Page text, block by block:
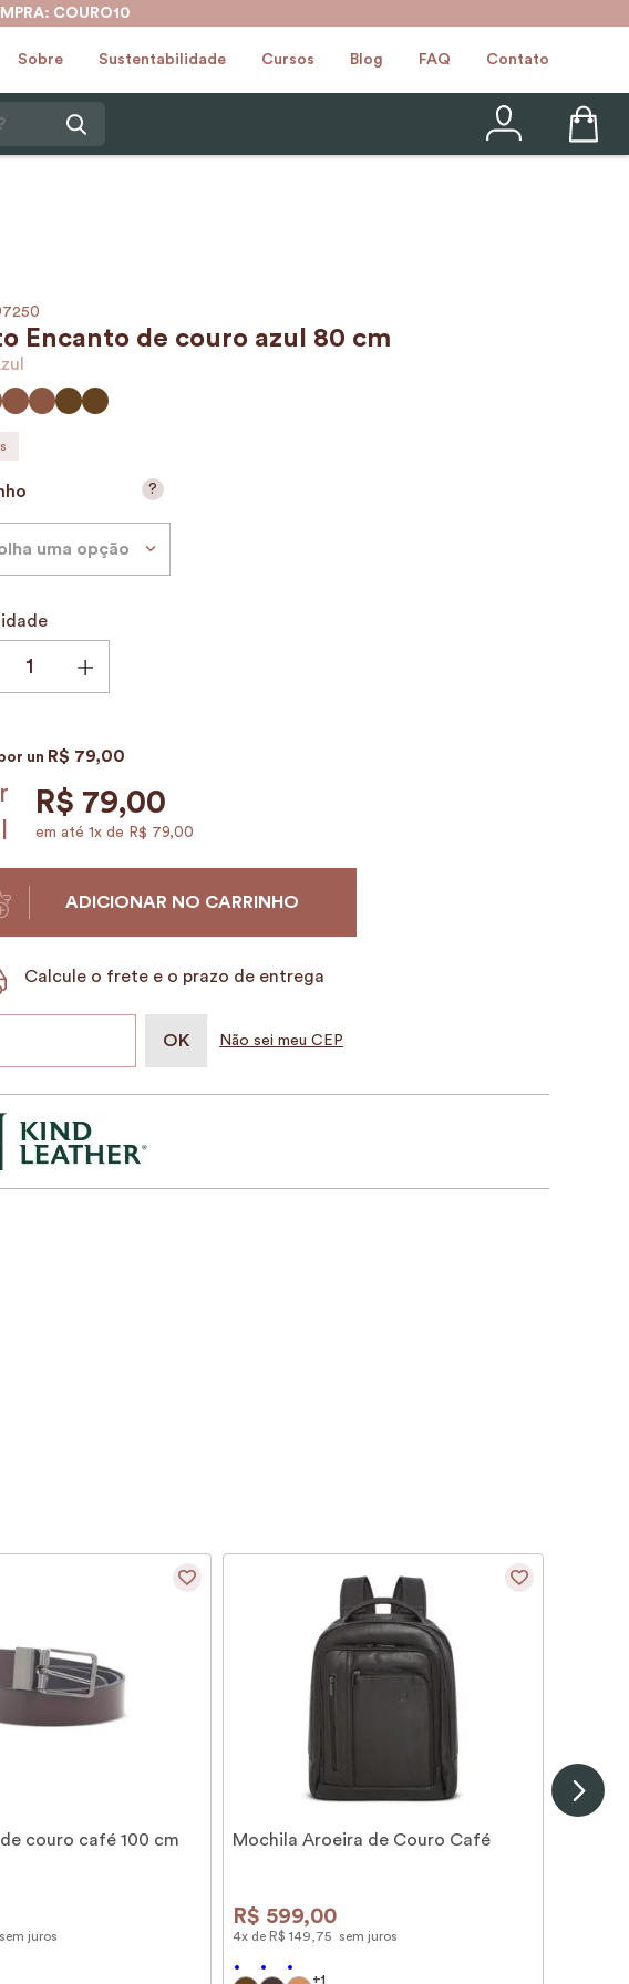
COURO10
Sobre Sustentabilidade Cursos Blog FAQ Contato
Encanto de couro azul 80 cm
uma opção
?
un R$ 79,00
R$ 79,00
em até 1x de R$ 79,00
ADICIONAR NO CARRINHO
Calcule o frete e o prazo de entrega
Não sei meu CEP
couro café 100 cm
sem juros
Mochila Aroeira de Couro Café
R$ 599,00
4x de R$ 149 75 sem juros
+1